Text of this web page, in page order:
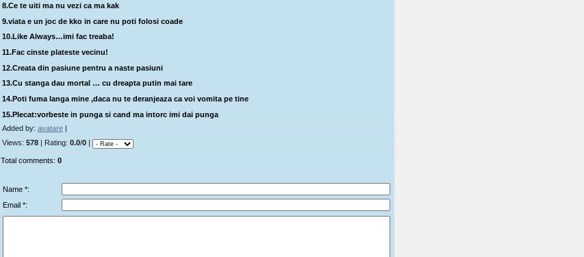
8.Ce te uiti ma nu vezi ca ma kak
9.viata e un joc de kko in care nu poti folosi coade
10.Like Always…imi fac treaba!
11.Fac cinste plateste vecinu!
12.Creata din pasiune pentru a naste pasiuni
13.Cu stanga dau mortal … cu dreapta putin mai tare
14.Poti fuma langa mine ,daca nu te deranjeaza ca voi vomita pe tine
15.Plecat:vorbeste in punga si cand ma intorc imi dai punga
Added by: avatare|
Views: 578| Rating: 0.0/0|
Total comments: 0
Name *:
Email *: